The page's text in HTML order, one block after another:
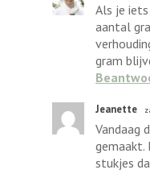
Als je
aantal
gram
Jeanette
Vandaag
gemaakt.
stukjes